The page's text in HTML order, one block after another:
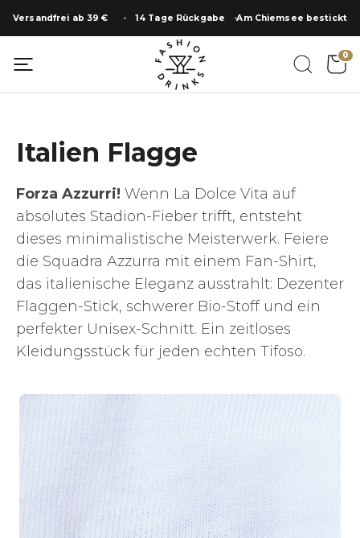
Inhalt
springen
Versandfrei ab 39 € 14 Tage Rückgabe Am Chiemsee bestickt
0
Italien Flagge
Forza Azzurri! Wenn La Dolce Vita auf
absolutes Stadion-Fieber trifft, entsteht
dieses minimalistische Meisterwerk. Feiere
die Squadra Azzurra mit einem Fan-Shirt,
das italienische Eleganz ausstrahlt: Dezenter
Flaggen-Stick, schwerer Bio-Stoff und ein
perfekter Unisex-Schnitt. Ein zeitloses
Kleidungsstück für jeden echten Tifoso.